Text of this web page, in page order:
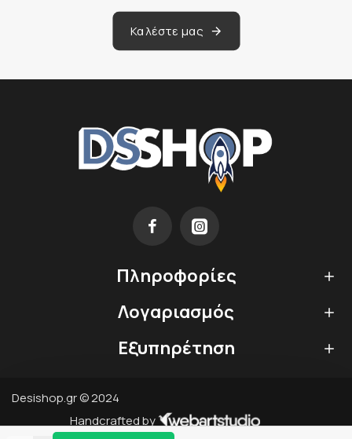
Καλέστε μας
Πληροφορίες
Λογαριασμός
Εξυπηρέτηση
Desishop.gr © 2024
Handcrafted by